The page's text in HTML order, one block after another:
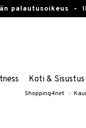
palautusoikeus -
Koti & Sisustus
Shopping4net »